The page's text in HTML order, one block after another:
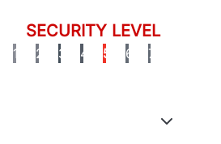
SECURITY LEVEL
1 2 3 4 5 6 7